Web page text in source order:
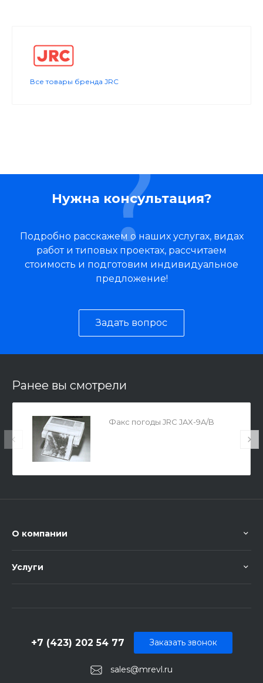
Все товары бренда JRC
Нужна консультация?
Подробно расскажем о наших услугах, видах
работ и типовых проектах, рассчитаем
стоимость и подготовим индивидуальное
предложение!
Задать вопрос
Ранее вы смотрели
Факс погоды JRC JAX-9A/B
О компании
Услуги
sales@mrevl.ru
+7 (423) 202 54 77 Заказать звонок